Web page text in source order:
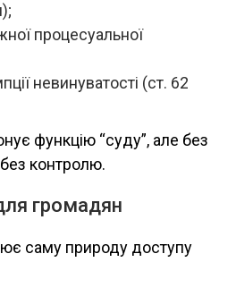
процесуальної
невинуватості (ст. 62
функцію “суду”, але без
без контролю.
громадян
саму природу доступу